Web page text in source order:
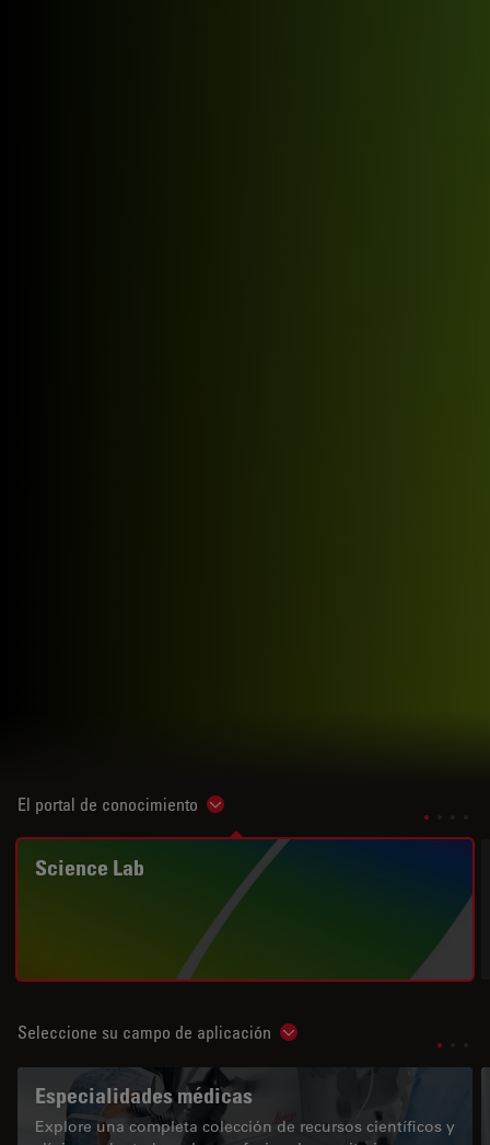
El portal de conocimiento Show subnavigation
Science Lab
Seleccione su campo de aplicación Show subnavigation
Especialidades médicas
Explore una completa colección de recursos científicos y